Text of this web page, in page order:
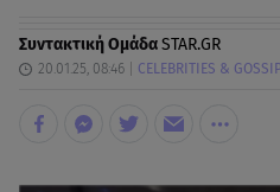
Συντακτική ΟμάδαSTAR.GR
20.01.25, 08:46 CELEBRITIES &